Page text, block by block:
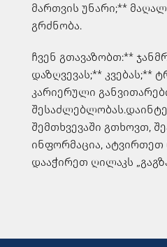
მართვის უნარი;**
გრძნობა.
ჩვენ გთავაზობთ:**
დაზღვევას;** კვებას;**
კარიერული
შესაძლებლობას.
შემთხვევაში გთხოვთ,
ინფორმაცია, ატვირთეთ
დააჭირეთ ღილაკს